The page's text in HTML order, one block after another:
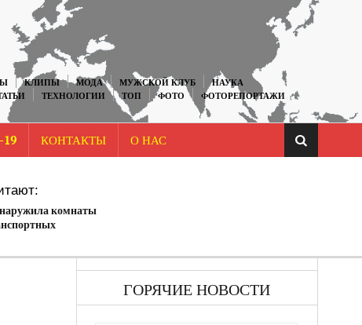
КЛИПЫ МОДА МУЖСКОЙ КЛУБ
НАУКА
ТЕХНОЛОГИИ ТОП ФОТО
ФОТОРЕПОРТАЖИ
КОНТАКТЫ О НАС
комнаты
ГОРЯЧИЕ НОВОСТИ